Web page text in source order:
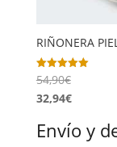
RIÑONERA
Valorado
con
5.00
de 5
54,90€
32,94€
Envío y